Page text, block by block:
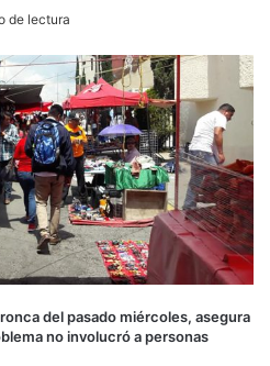
de lectura
del pasado miércoles, asegura
no involucró a personas